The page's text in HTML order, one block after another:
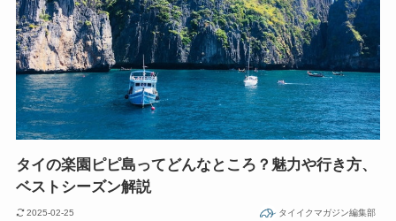
タイの楽園ピピ島ってどんなところ？魅力や行き方、
ベストシーズン解説
2025-02-25 タイイクマガジン編集部